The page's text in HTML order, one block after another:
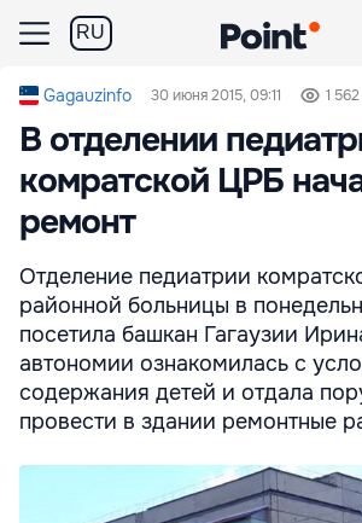
RU
Gagauzinfo 30 июня 2015, 09:11 1 562
В отделении
комратской ЦРБ
ремонт
Отделение педиатрии
районной больницы в
посетила башкан Гагаузии
автономии ознакомилась с
содержания детей и отдала
провести в здании ремонтные